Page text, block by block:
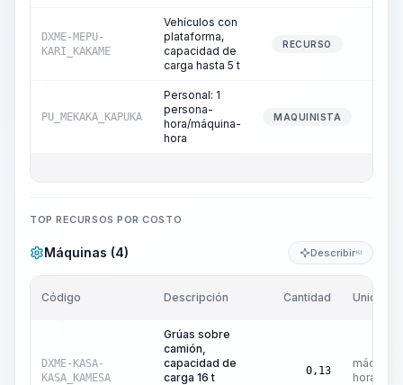
DXME-MEPU-
KARI_KAKAME
Vehículos con
plataforma,
capacidad de
carga hasta 5 t
RECURSO
PU_MEKAKA_KAPUKA
Personal: 1
persona-
hora/máquina-
hora
MAQUINISTA
TOP RECURSOS POR COSTO
Máquinas (4) DescribirKI
Código Descripción Cantidad Unidad
DXME-KASA-
KASA_KAMESA
Grúas sobre
camión,
capacidad de
carga 16 t
0,13
máquina-
hora